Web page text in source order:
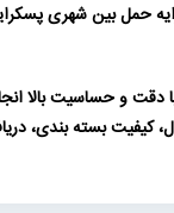
حمل بین شهری
با دقت و حساسیت
کیفیت بسته بندی،